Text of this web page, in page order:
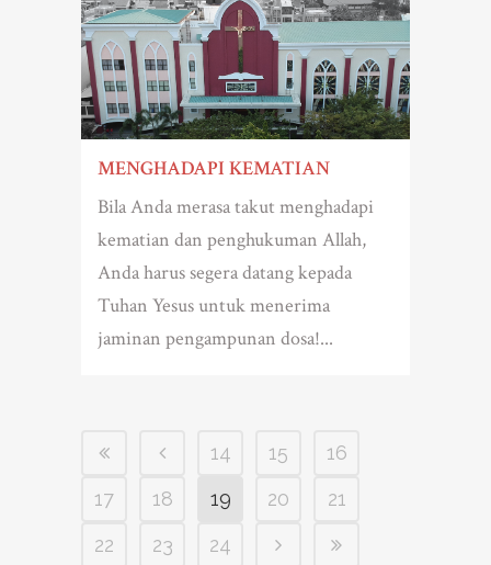
MENGHADAPI KEMATIAN
Bila Anda merasa takut menghadapi
kematian dan penghukuman Allah,
Anda harus segera datang kepada
Tuhan Yesus untuk menerima
jaminan pengampunan dosa!...
14 15
16
17
18 19 20
21
22
23 24